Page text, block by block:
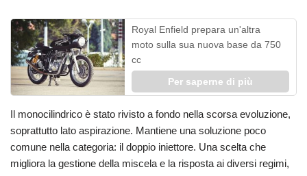
Royal Enfield prepara un'altra
moto sulla sua nuova base da 750
cc
Per saperne di più
Il monocilindrico è stato rivisto a fondo nella scorsa evoluzione,
soprattutto lato aspirazione. Mantiene una soluzione poco
comune nella categoria: il doppio iniettore. Una scelta che
migliora la gestione della miscela e la risposta ai diversi regimi,